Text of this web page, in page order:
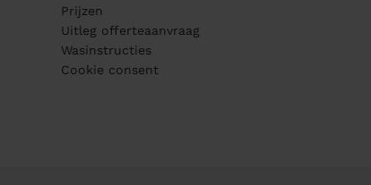
Prijzen
Uitleg offerteaanvraag
Wasinstructies
Cookie consent